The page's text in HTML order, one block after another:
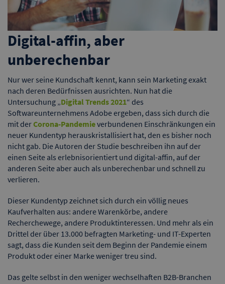
Digital-affin, aber
unberechenbar
Nur wer seine Kundschaft kennt, kann sein Marketing exakt
nach deren Bedürfnissen ausrichten. Nun hat die
Untersuchung „Digital Trends 2021“ des
Softwareunternehmens Adobe ergeben, dass sich durch die
mit derCorona-Pandemieverbundenen Einschränkungen ein
neuer Kundentyp herauskristallisiert hat, den es bisher noch
nicht gab. Die Autoren der Studie beschreiben ihn auf der
einen Seite als erlebnisorientiert und digital-affin, auf der
anderen Seite aber auch als unberechenbar und schnell zu
verlieren.
Dieser Kundentyp zeichnet sich durch ein völlig neues
Kaufverhalten aus: andere Warenkörbe, andere
Recherchewege, andere Produktinteressen. Und mehr als ein
Drittel der über 13.000 befragten Marketing- und IT-Experten
sagt, dass die Kunden seit dem Beginn der Pandemie einem
Produkt oder einer Marke weniger treu sind.
Das gelte selbst in den weniger wechselhaften B2B-Branchen